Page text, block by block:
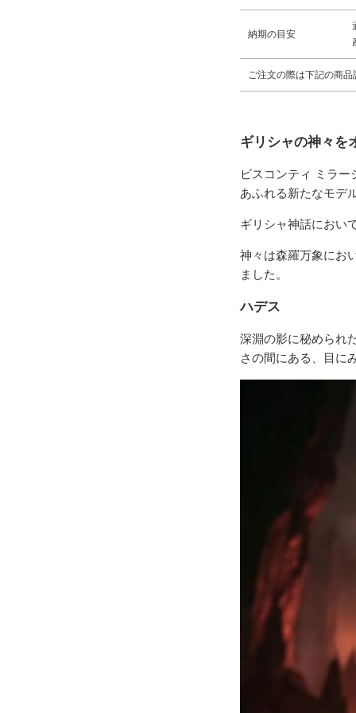
納期の目安
ご注文の際は下記の商
ギリシャの神々を
ビスコンティ ミラ
あふれる新たなモデ
ギリシャ神話におい
神々は森羅万象にお
ました。
ハデス
深淵の影に秘められ
さの間にある、目に